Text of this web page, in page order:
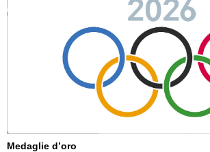
Medaglie d’oro